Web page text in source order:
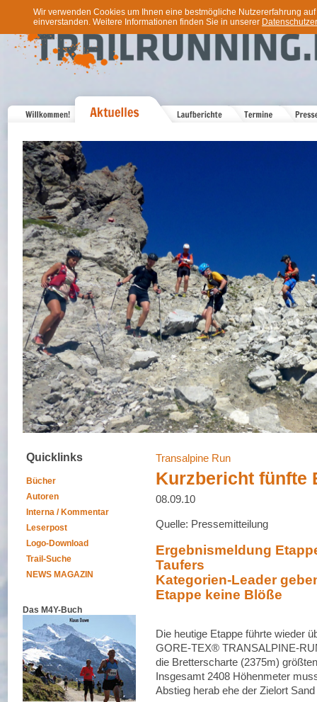
Wir verwenden Cookies um Ihnen eine bestmögliche Nutzererfahrung
einverstanden. Weitere Informationen finden Sie in unserer
Quicklinks
Bücher
Autoren
Interna / Kommentar
Leserpost
Logo-Download
Trail-Suche
NEWS MAGAZIN
Das M4Y-Buch
Transalpine Run
Kurzbericht fünfte
08.09.10
Quelle: Pressemitteilung
Ergebnismeldung
Taufers
Kategorien-Leader
Etappe keine Blöße
Die heutige Etappe führte wieder
GORE-TEX® TRANSALPINE-
die Bretterscharte (2375m)
Insgesamt 2408 Höhenmeter
Abstieg herab ehe der Zielort